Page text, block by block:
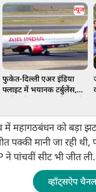
न्यूज
फुकेत-दिल्ली एअर इंडिया
फ्लाइट में भयानक टर्बुलेंस,
में महागठबंधन को बड़ा
पक्की मानी जा रही
ने पांचवीं सीट भी जीत ली.
व्हॉट्सऐप